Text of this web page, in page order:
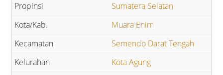
Sumatera Selatan
Muara Enim
Semendo Darat Tengah
Kota Agung